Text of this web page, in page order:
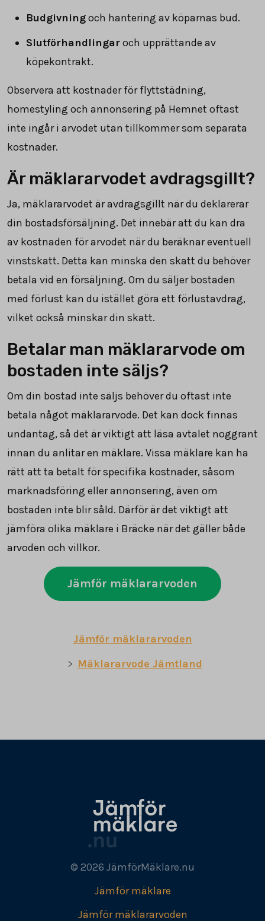
Budgivningoch hantering av köparnas bud.
Slutförhandlingaroch upprättande av
köpekontrakt.
Observera att kostnader för flyttstädning,
homestyling och annonsering på Hemnet oftast
inte ingår i arvodet utan tillkommer som separata
kostnader.
Är mäklararvodet avdragsgillt?
Ja, mäklararvodet är avdragsgillt när du deklarerar
din bostadsförsäljning. Det innebär att du kan dra
av kostnaden för arvodet när du beräknar eventuell
vinstskatt. Detta kan minska den skatt du behöver
betala vid en försäljning. Om du säljer bostaden
med förlust kan du istället göra ett förlustavdrag,
vilket också minskar din skatt.
Betalar man mäklararvode om
bostaden inte säljs?
Om din bostad inte säljs behöver du oftast inte
betala något mäklararvode. Det kan dock finnas
undantag, så det är viktigt att läsa avtalet noggrant
innan du anlitar en mäklare. Vissa mäklare kan ha
rätt att ta betalt för specifika kostnader, såsom
marknadsföring eller annonsering, även om
bostaden inte blir såld. Därför är det viktigt att
jämföra olika mäklare i Bräcke när det gäller både
arvoden och villkor.
Jämför mäklararvoden
Jämför mäklararvoden
Mäklararvode Jämtland
© 2026 JämförMäklare.nu
Jämför mäklare
Jämför mäklararvoden